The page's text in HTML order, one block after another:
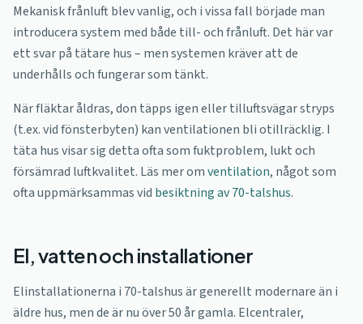
Mekanisk frånluft blev vanlig, och i vissa fall började man
introducera system med både till- och frånluft. Det här var
ett svar på tätare hus – men systemen kräver att de
underhålls och fungerar som tänkt.
När fläktar åldras, don täpps igen eller tilluftsvägar stryps
(t.ex. vid fönsterbyten) kan ventilationen bli otillräcklig. I
täta hus visar sig detta ofta som fuktproblem, lukt och
försämrad luftkvalitet. Läs mer omventilation, något som
ofta uppmärksammas vid besiktning av 70-talshus.
El, vatten och installationer
Elinstallationerna i 70-talshus är generellt modernare än i
äldre hus, men de är nu över 50 år gamla. Elcentraler,